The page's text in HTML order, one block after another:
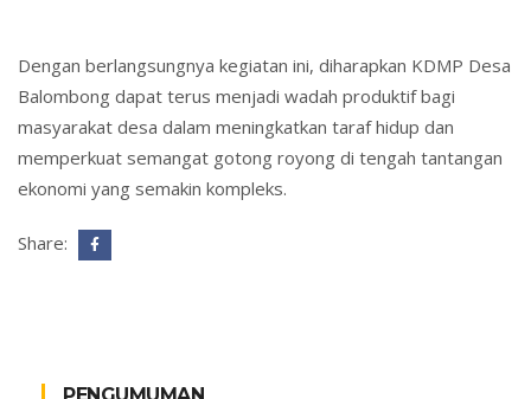
Dengan berlangsungnya kegiatan ini, diharapkan KDMP Desa
Balombong dapat terus menjadi wadah produktif bagi
masyarakat desa dalam meningkatkan taraf hidup dan
memperkuat semangat gotong royong di tengah tantangan
ekonomi yang semakin kompleks.
Share:
PENGUMUMAN